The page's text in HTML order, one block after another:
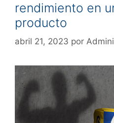
rendimiento en
producto
abril 21, 2023 por